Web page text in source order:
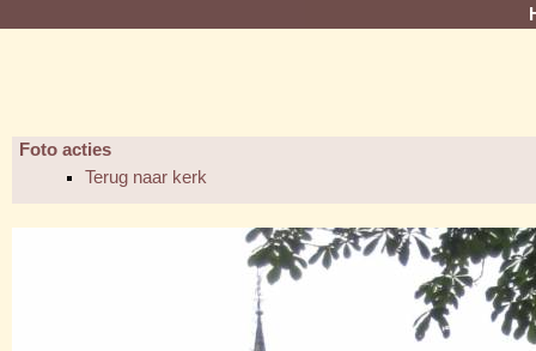
Foto acties
Terug naar kerk